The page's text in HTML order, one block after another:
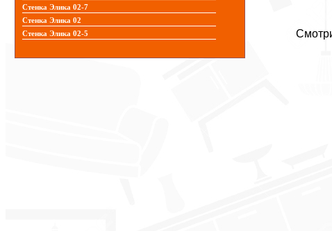
Стенка Элика 02-7
Стенка Элика 02
Стенка Элика 02-5